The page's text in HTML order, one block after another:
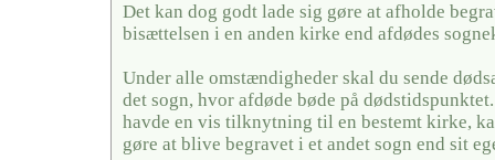
Det kan dog godt lade sig gøre at afholde
bisættelsen i en anden kirke end afdødes
Under alle omstændigheder skal du sende
det sogn, hvor afdøde bøde på
havde en vis tilknytning til en bestemt kirke,
gøre at blive begravet i et andet sogn end sit